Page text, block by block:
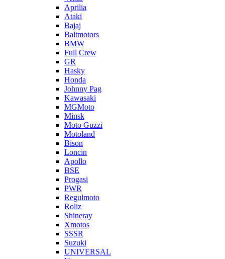
Aprilia
Ataki
Bajaj
Baltmotors
BMW
Full Crew
GR
Hasky
Honda
Johnny Pag
Kawasaki
MGMoto
Minsk
Moto Guzzi
Motoland
Bison
Loncin
Apollo
BSE
Progasi
PWR
Regulmoto
Roliz
Shineray
Xmotos
SSSR
Suzuki
UNIVERSAL